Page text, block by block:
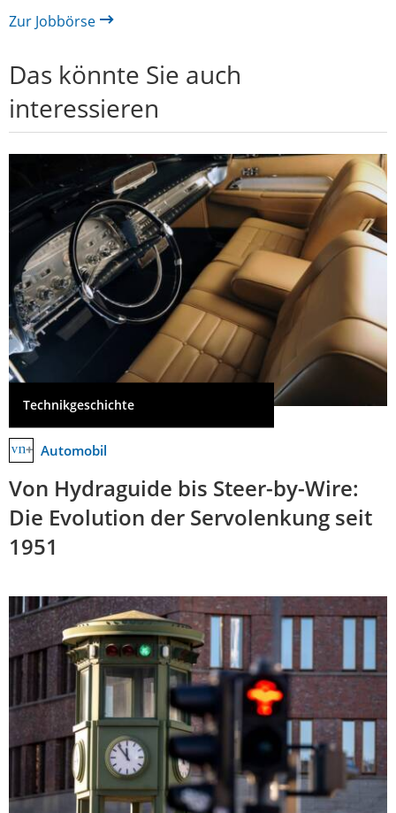
Zur Jobbörse
Das könnte Sie auch
interessieren
Technikgeschichte
Automobil
Von Hydraguide bis Steer-by-Wire:
Die Evolution der Servolenkung seit
1951